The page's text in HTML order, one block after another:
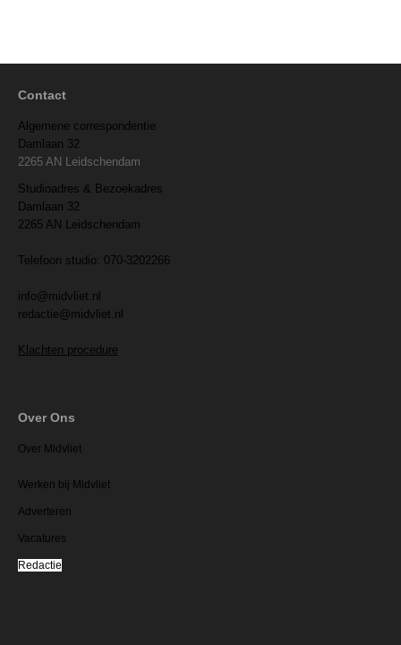
Contact
Algemene correspondentie
Damlaan 32
2265 AN Leidschendam
Studioadres & Bezoekadres
Damlaan 32
2265 AN Leidschendam
Telefoon studio: 070-3202266
info@midvliet.nl
redactie@midvliet.nl
Klachten procedure
Over Ons
Over Midvliet
Werken bij Midvliet
Adverteren
Vacatures
Redactie